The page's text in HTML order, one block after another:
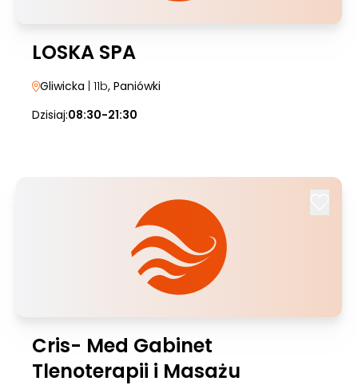
LOSKA SPA
Gliwicka | 11b, Paniówki
Dzisiaj:08:30-21:30
Cris- Med Gabinet
Tlenoterapii i Masażu